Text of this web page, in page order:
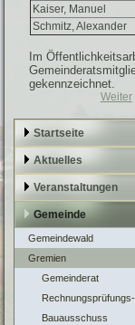
Kaiser, Manuel
Schmitz, Alexander
Im
gekennzeichnet.
Weiter
Startseite
Aktuelles
Veranstaltungen
Gemeinde
Gemeindewald
Gremien
Gemeinderat
Bauausschuss